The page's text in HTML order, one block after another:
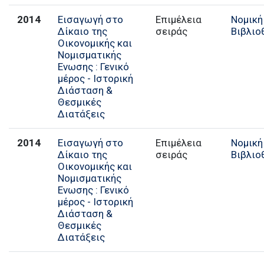
2014
Εισαγωγή στο
Δίκαιο της
Οικονομικής και
Νομισματικής
Ενωσης : Γενικό
μέρος - Ιστορική
Διάσταση &
Θεσμικές
Διατάξεις
Επιμέλεια
σειράς
Νομική
2014
Εισαγωγή στο
Δίκαιο της
Οικονομικής και
Νομισματικής
Ενωσης : Γενικό
μέρος - Ιστορική
Διάσταση &
Θεσμικές
Διατάξεις
Επιμέλεια
σειράς
Νομική